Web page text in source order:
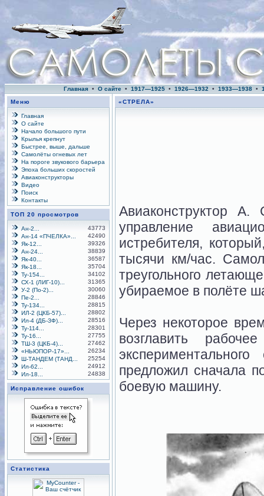
Главная • О сайте • 1917—1925 • 1926—1932 • 1933—1938 •
Меню
Главная
О сайте
Начало большого пути
Крылья крепнут
Быстрее, выше, дальше
Самолёты огневых лет
На пороге звукового барьера
Эпоха больших скоростей
Авиаконструкторы
Видео
Поиск
Контакты
ТОП 20 просмотров
Ан-2...
43773
Ан-14 «ПЧЕЛКА»...
42490
Як-12...
39326
Ан-24...
38839
Як-40...
36587
Як-18...
35704
Ту-154...
34102
СХ-1 (ЛИГ-10)...
31365
У-2 (По-2)...
30060
Пе-2...
28846
Ту-134...
28815
ИЛ-2 (ЦКБ-57)...
28802
Ил-4 (ДБ-ЗФ)...
28516
Ту-114...
28301
Ту-16...
27755
ТШ-3 (ЦКБ-4)...
27462
«НЬЮПОР-17»...
26234
Ш-ТАНДЕМ (ТАНД...
25254
Ил-62...
24912
Ил-18...
24838
Исправление ошибок
Статистика
«СТРЕЛА»
Авиаконструктор
управление
истребителя,
тысячи км/час.
треугольного
убираемое в полёте
Через некоторое
возглавить
предложил сначала
боевую машину.